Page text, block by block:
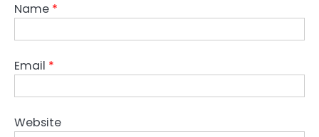
Name *
Email *
Website